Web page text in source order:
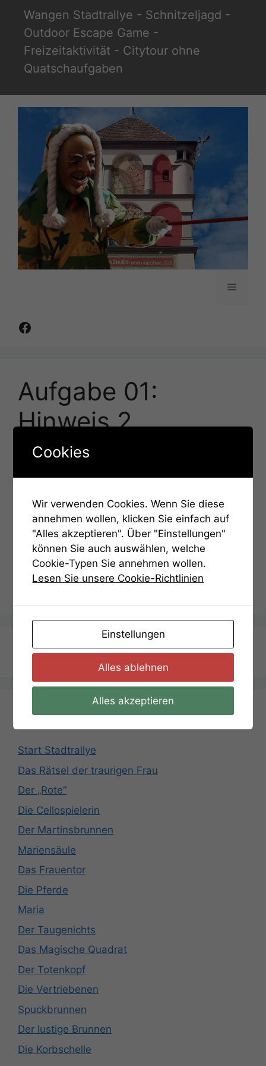
springen
Wangen Stadtrallye - Schnitzeljagd -
Outdoor Escape Game -
Freizeitaktivität - Citytour ohne
Quatschaufgaben
Menü
Facebook
Aufgabe 01:
Hinweis 2
September 13, 2022
dazugehörende Inschrift verwenden. Und
achtet unbedingt auf die Großschreibung.
Kategorien
Hinweise
Aufgabe 01: Hinweis 1
Termin Anfragen
Aufgabenliste
Start Stadtrallye
Das Rätsel der traurigen Frau
Der „Rote“
Die Cellospielerin
Der Martinsbrunnen
Mariensäule
Das Frauentor
Die Pferde
Maria
Der Taugenichts
Das Magische Quadrat
Der Totenkopf
Die Vertriebenen
Spuckbrunnen
Der lustige Brunnen
Die Korbschelle
Cookies
Wir verwenden Cookies. Wenn Sie diese
annehmen wollen, klicken Sie einfach auf
"Alles akzeptieren". Über "Einstellungen"
können Sie auch auswählen, welche
Cookie-Typen Sie annehmen wollen.
Lesen Sie unsere Cookie-Richtlinien
Einstellungen
Alles ablehnen
Alles akzeptieren